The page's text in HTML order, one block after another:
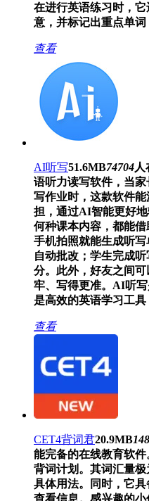
在进行英语练习时，
意，并标记出重点单词
查看
AI听写51.6MB74704人
语听力读写软件，当
写作业时，这款软件
担，通过AI智能更好地
何种课本内容，都能
手机拍照就能生成听
自动批改；学生完成
分。此外，好友之间
牢、写得更准。AI听
是高效的英语学习工具
查看
CET4背词君20.9MB
能完备的在线教育软
背词计划。其词汇量
具体用法。同时，它